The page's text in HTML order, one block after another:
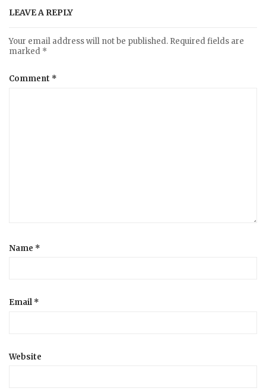
LEAVE A REPLY
Your email address will not be published. Required fields are
marked *
Comment *
Name *
Email *
Website